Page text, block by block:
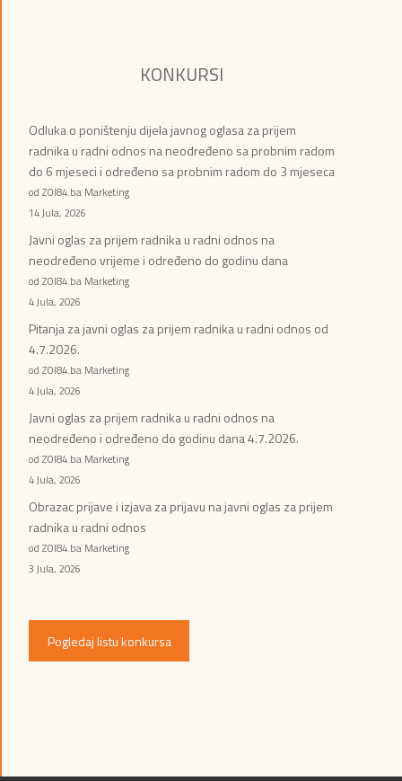
KONKURSI
Odluka o poništenju dijela javnog oglasa za prijem
radnika u radni odnos na neodređeno sa probnim radom
do 6 mjeseci i određeno sa probnim radom do 3 mjeseca
od ZOI84.ba Marketing
14 Jula, 2026
Javni oglas za prijem radnika u radni odnos na
neodređeno vrijeme i određeno do godinu dana
od ZOI84.ba Marketing
4 Jula, 2026
Pitanja za javni oglas za prijem radnika u radni odnos od
4.7.2026.
od ZOI84.ba Marketing
4 Jula, 2026
Javni oglas za prijem radnika u radni odnos na
neodređeno i određeno do godinu dana 4.7.2026.
od ZOI84.ba Marketing
4 Jula, 2026
Obrazac prijave i izjava za prijavu na javni oglas za prijem
radnika u radni odnos
od ZOI84.ba Marketing
3 Jula, 2026
Pogledaj listu konkursa